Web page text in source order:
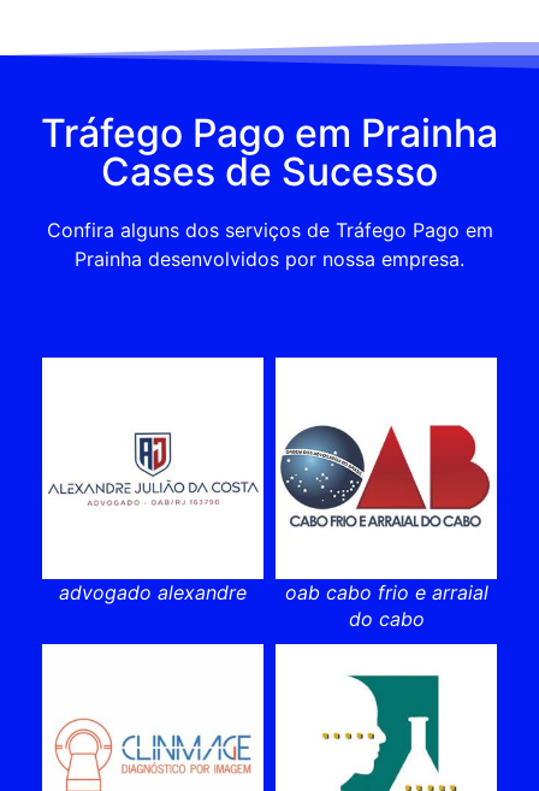
Tráfego Pago em Prainha
Cases de Sucesso
Confira alguns dos serviços de Tráfego Pago em
Prainha desenvolvidos por nossa empresa.
advogado alexandre
oab cabo frio e arraial
do cabo